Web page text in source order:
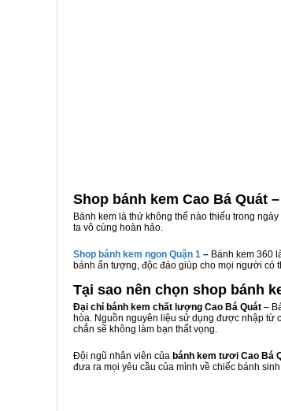
Shop bánh kem Cao Bá Quát
Bánh kem là thứ không thể nào thiếu trong
ta vô cùng hoàn hảo.
Shop bánh kem ngon Quận 1 – Bánh kem 360
bánh ấn tượng, độc đáo giúp cho mọi người có
Tại sao nên chọn shop bánh
Đại chỉ bánh kem chất lượng Cao Bá Quát –
hòa. Nguồn nguyên liệu sử dụng được nhập từ
chắn sẽ không làm bạn thất vọng.
Đội ngũ nhân viên của bánh kem tươi Cao Bá
đưa ra mọi yêu cầu của mình về chiếc bánh